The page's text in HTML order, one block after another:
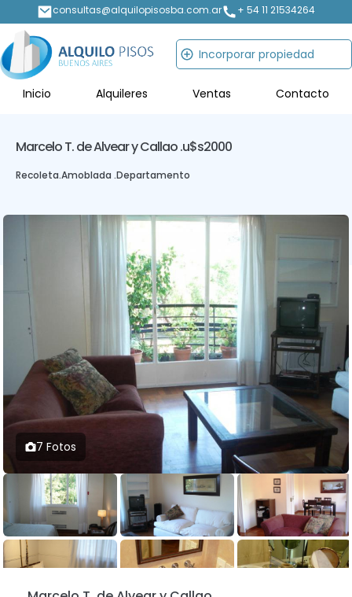
consultas@alquilopisosba.com.ar + 54 11 21534264
Incorporar propiedad
Inicio Alquileres Ventas Contacto
Marcelo T. de Alvear y Callao .u$s2000
Recoleta.Amoblada .Departamento
7 Fotos